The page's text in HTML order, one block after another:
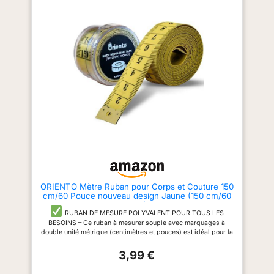
meilleure visibilité et préserve
les graduations pour une durée
de vie 1,5 fois plus longue
CONFORT D'UTILISATION : Le
boitier du mètre possède un
revêtement en caoutchouc
antidérapant antichocs qui offre
une meilleure adhérence pour
une prise en main optimale lors
des manipulations et une
meilleure résistance en cas de
chute AGRAFE : Elle permet de
mesures, le système peut être
désactivé pour que le ruban
s’enroule aussitôt dans le boitier
Crochet 2 rivets pour une très
bonne résistance à
l'arrachement - position du zéro
réel pour réaliser des mesures
précises en intérieur et extérieur
- Précision de classe II Confort
chute Agrafe : elle permet de
ceinture pour un encombrement
minimum et vous libérer les
ORIENTO Mètre Ruban pour Corps et Couture 150
cm/60 Pouce nouveau design Jaune (150 cm/60
inch)
RUBAN DE MESURE POLYVALENT POUR TOUS LES
BESOINS – Ce ruban à mesurer souple avec marquages à
double unité métrique (centimètres et pouces) est idéal pour la
DURABLE ET SOUPLE – Conçu dans un matériau
doux de qualité, ce mètre couture ne s'étire pas et ne se
3,99 €